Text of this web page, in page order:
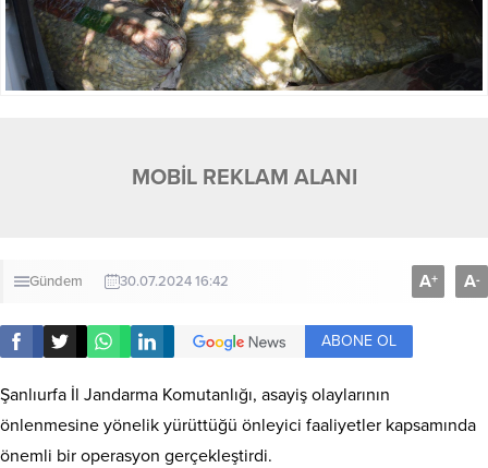
MOBİL REKLAM ALANI
Gündem 30.07.2024 16:42 A+ A-
ABONE OL
Şanlıurfa İl Jandarma Komutanlığı, asayiş olaylarının
önlenmesine yönelik yürüttüğü önleyici faaliyetler kapsamında
önemli bir operasyon gerçekleştirdi.